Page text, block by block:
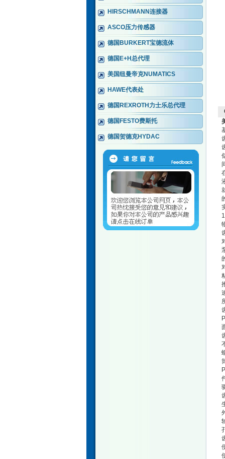
HIRSCHMANN连接器
ASCO压力传感器
德国BURKERT宝德流体
德国E+H总代理
美国纽曼帝克NUMATICS
HAWE代表处
德国REXROTH力士乐总代理
德国FESTO费斯托
德国贺德克HYDAC